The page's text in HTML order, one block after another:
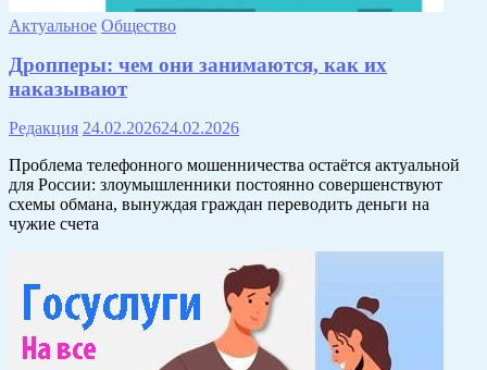
Актуальное Общество
Дропперы: чем они занимаются, как их
наказывают
Редакция 24.02.202624.02.2026
Проблема телефонного мошенничества остаётся актуальной
для России: злоумышленники постоянно совершенствуют
схемы обмана, вынуждая граждан переводить деньги на
чужие счета